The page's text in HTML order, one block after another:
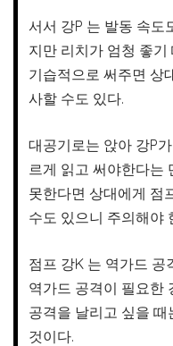
서서 강P 는 발동 속도
지만 리치가 엄청 좋기
기습적으로 써주면 상
사할 수도 있다.
대공기로는 앉아 강P
르게 읽고 써야한다는
못한다면 상대에게 점
수도 있으니 주의해야
점프 강K 는 역가드 공
역가드 공격이 필요한
공격을 날리고 싶을 때
것이다.